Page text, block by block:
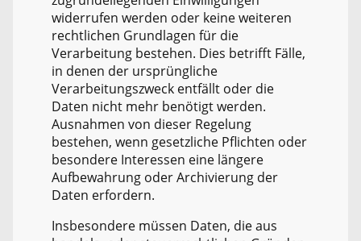
widerrufen werden oder keine weiteren
rechtlichen Grundlagen für die
Verarbeitung bestehen. Dies betrifft Fälle,
in denen der ursprüngliche
Verarbeitungszweck entfällt oder die
Daten nicht mehr benötigt werden.
Ausnahmen von dieser Regelung
bestehen, wenn gesetzliche Pflichten oder
besondere Interessen eine längere
Aufbewahrung oder Archivierung der
Daten erfordern.
Insbesondere müssen Daten, die aus